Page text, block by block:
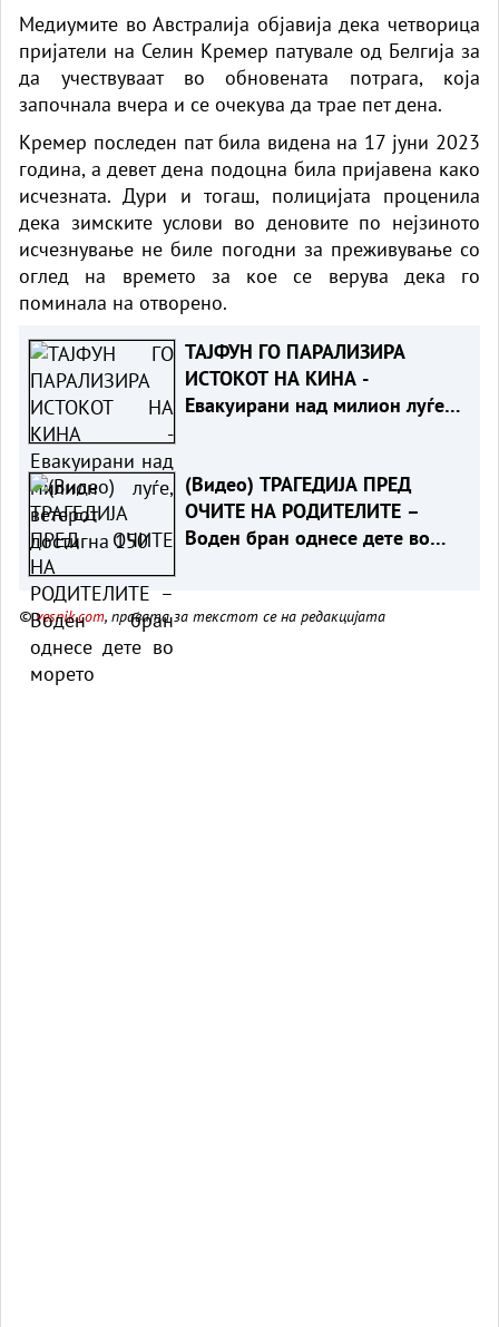
Медиумите воАвстралија објавија дека четворица
пријатели на Селин Кремер патувале од Белгија за
да учествуваат во обновената потрага, која
започнала вчера и се очекува да трае пет дена.
Кремер последен пат била видена на 17 јуни 2023
година, а девет дена подоцна била пријавена како
исчезната. Дури и тогаш, полицијата проценила
дека зимските услови во деновите по нејзиното
исчезнување не биле погодни за преживување со
оглед на времето за кое се верува дека го
поминала на отворено.
ТАЈФУН ГО ПАРАЛИЗИРА
ИСТОКОТ НА КИНА -
Евакуирани над милион луѓе,
(Видео) ТРАГЕДИЈА ПРЕД
ОЧИТЕ НА РОДИТЕЛИТЕ –
Воден бран однесе дете во
©vesnik.com, правата за текстот се на редакцијата